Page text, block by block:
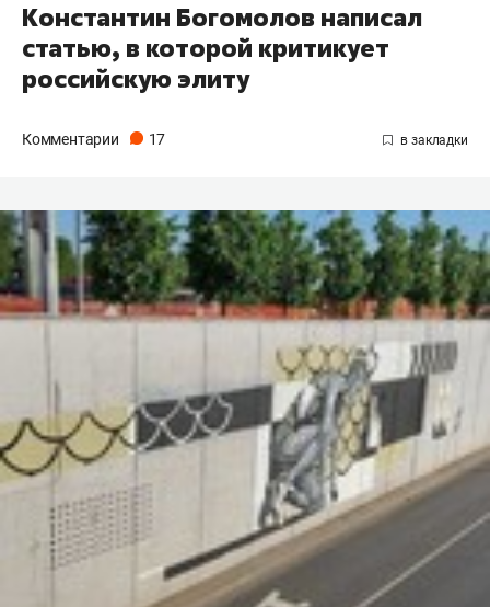
Константин Богомолов написал
статью, в которой критикует
российскую элиту
Комментарии 17